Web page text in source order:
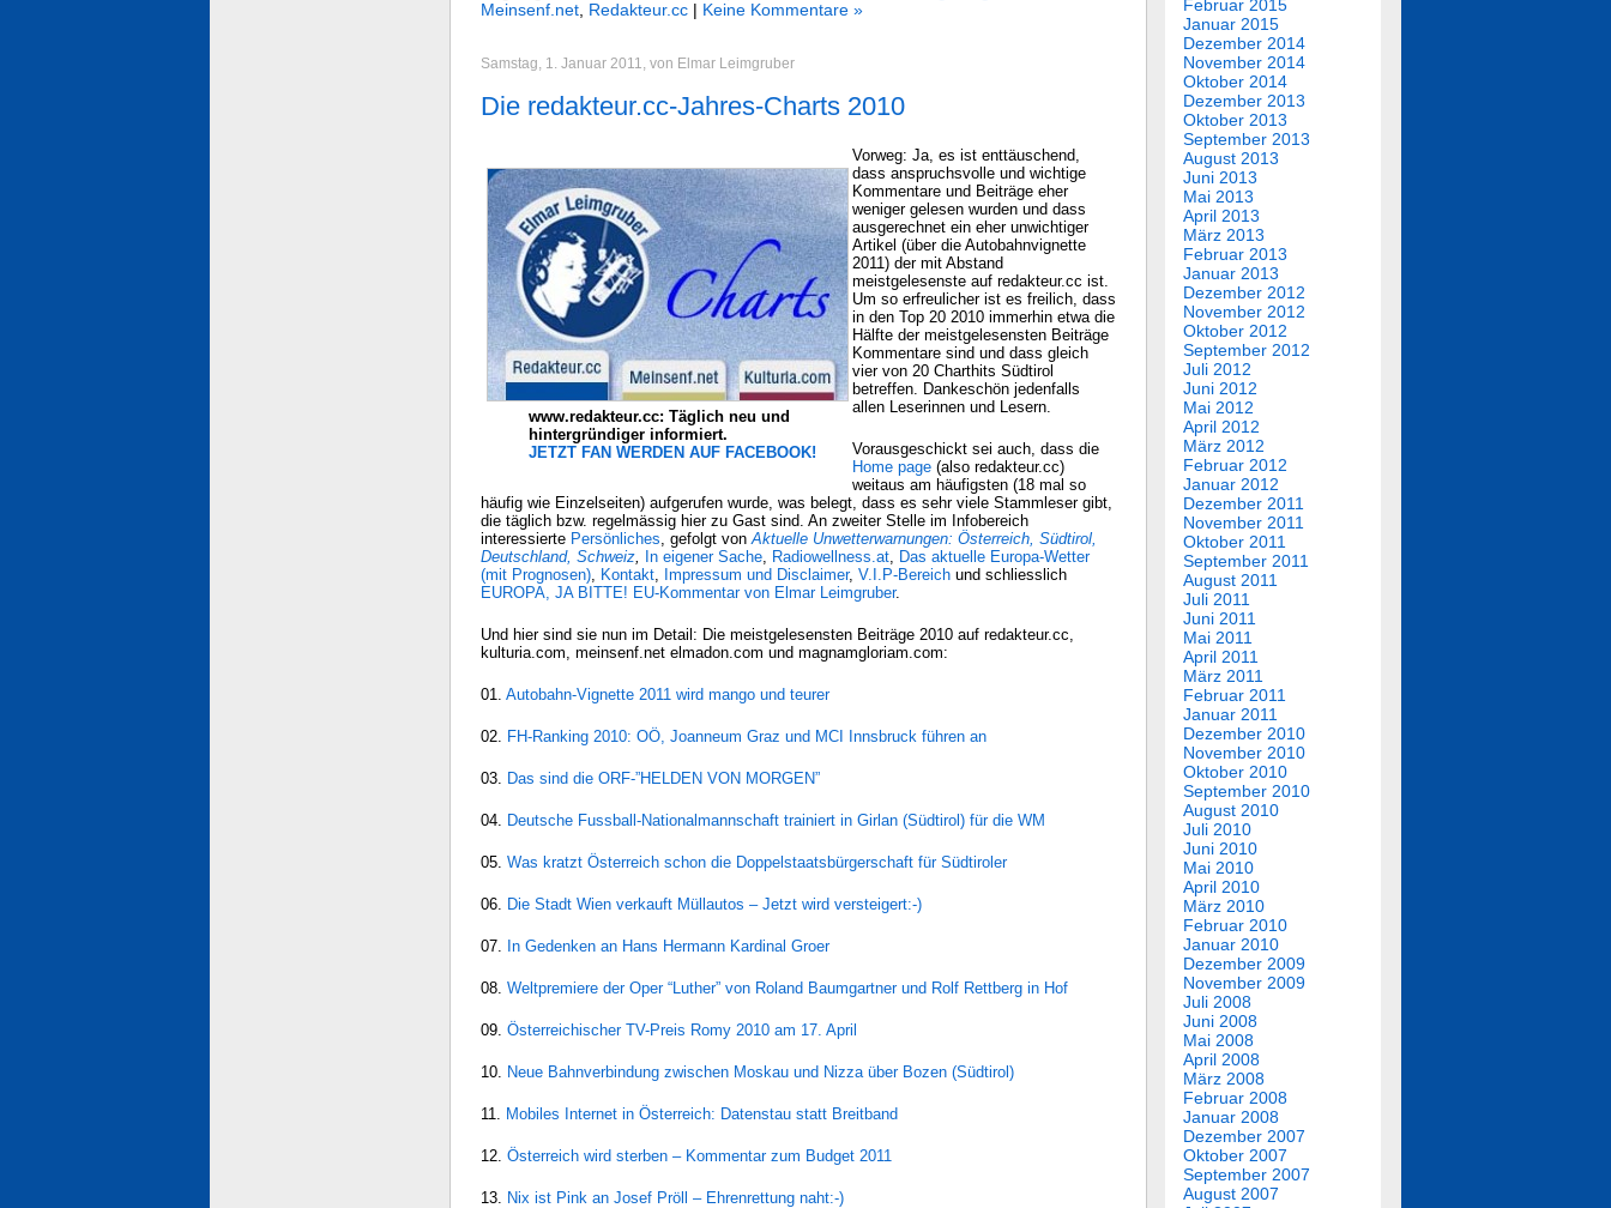
Meinsenf.net Redakteur.cc | Keine Kommentare »
Samstag, 1. Januar 2011, von Elmar Leimgruber
Die redakteur.cc-Jahres-Charts 2010
www.redakteur.cc: Täglich neu und
hintergründiger informiert.
JETZT FAN WERDEN AUF FACEBOOK!
Vorweg: Ja, es ist enttäuschend,
dass anspruchsvolle und wichtige
Kommentare und Beiträge eher
weniger gelesen wurden und dass
ausgerechnet ein eher unwichtiger
Artikel (über die Autobahnvignette
2011) der mit Abstand
meistgelesenste auf redakteur.cc ist.
Um so erfreulicher ist es freilich, dass
in den Top 20 2010 immerhin etwa die
Hälfte der meistgelesensten Beiträge
Kommentare sind und dass gleich
vier von 20 Charthits Südtirol
betreffen. Dankeschön jedenfalls
allen Leserinnen und Lesern.
Vorausgeschickt sei auch, dass die
Home page (also redakteur.cc)
weitaus am häufigsten (18 mal so
häufig wie Einzelseiten) aufgerufen wurde, was belegt, dass es sehr viele Stammleser gibt,
die täglich bzw. regelmässig hier zu Gast sind. An zweiter Stelle im Infobereich
interessierte Persönliches, gefolgt vonAktuelle Unwetterwarnungen: Österreich, Südtirol,
Deutschland, Schweiz, In eigener Sache, Radiowellness.at, Das aktuelle Europa-Wetter
(mit Prognosen), Kontakt, Impressum und Disclaimer, V.I.P-Bereich und schliesslich
EUROPA, JA BITTE! EU-Kommentar von Elmar Leimgruber.
Und hier sind sie nun im Detail: Die meistgelesensten Beiträge 2010 auf redakteur.cc,
kulturia.com, meinsenf.net elmadon.com und magnamgloriam.com:
01. Autobahn-Vignette 2011 wird mango und teurer
02. FH-Ranking 2010: OÖ, Joanneum Graz und MCI Innsbruck führen an
03. Das sind die ORF-”HELDEN VON MORGEN”
04. Deutsche Fussball-Nationalmannschaft trainiert in Girlan (Südtirol) für die WM
05. Was kratzt Österreich schon die Doppelstaatsbürgerschaft für Südtiroler
06. Die Stadt Wien verkauft Müllautos – Jetzt wird versteigert:-)
07. In Gedenken an Hans Hermann Kardinal Groer
08. Weltpremiere der Oper “Luther” von Roland Baumgartner und Rolf Rettberg in Hof
09. Österreichischer TV-Preis Romy 2010 am 17. April
10. Neue Bahnverbindung zwischen Moskau und Nizza über Bozen (Südtirol)
11. Mobiles Internet in Österreich: Datenstau statt Breitband
12. Österreich wird sterben – Kommentar zum Budget 2011
13. Nix ist Pink an Josef Pröll – Ehrenrettung naht:-)
Februar 2015
Januar 2015
Dezember 2014
November 2014
Oktober 2014
Dezember 2013
Oktober 2013
September 2013
August 2013
Juni 2013
Mai 2013
April 2013
März 2013
Februar 2013
Januar 2013
Dezember 2012
November 2012
Oktober 2012
September 2012
Juli 2012
Juni 2012
Mai 2012
April 2012
März 2012
Februar 2012
Januar 2012
Dezember 2011
November 2011
Oktober 2011
September 2011
August 2011
Juli 2011
Juni 2011
Mai 2011
April 2011
März 2011
Februar 2011
Januar 2011
Dezember 2010
November 2010
Oktober 2010
September 2010
August 2010
Juli 2010
Juni 2010
Mai 2010
April 2010
März 2010
Februar 2010
Januar 2010
Dezember 2009
November 2009
Juli 2008
Juni 2008
Mai 2008
April 2008
März 2008
Februar 2008
Januar 2008
Dezember 2007
Oktober 2007
September 2007
August 2007